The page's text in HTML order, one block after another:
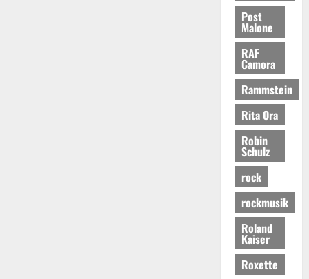
Post
Malone
RAF
Camora
Rammstein
Rita Ora
Robin
Schulz
rock
rockmusik
Roland
Kaiser
Roxette